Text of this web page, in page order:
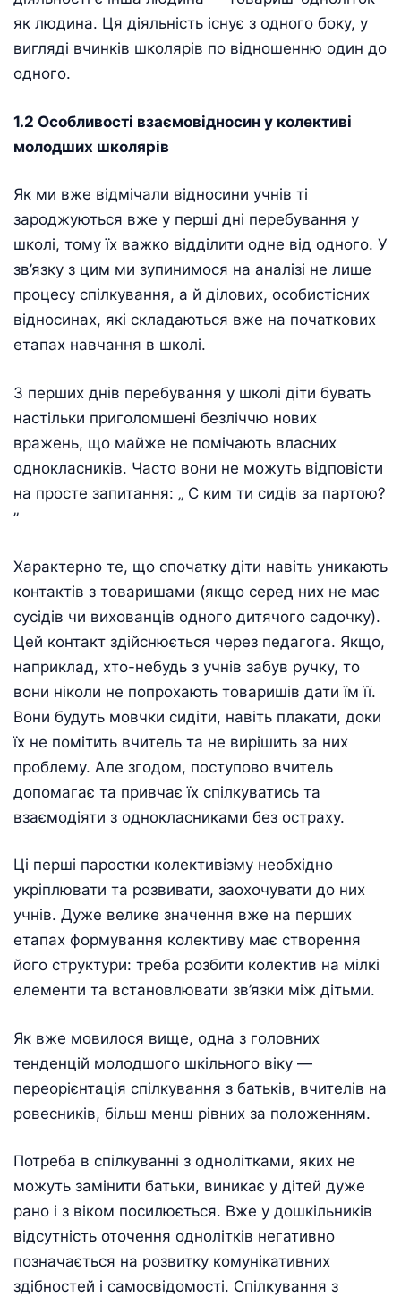
як людина. Ця діяльність існує з одного боку, у
вигляді вчинків школярів по відношенню один до
одного.
1.2 Особливості взаємовідносин у колективі
молодших школярів
Як ми вже відмічали відносини учнів ті
зароджуються вже у перші дні перебування у
школі, тому їх важко відділити одне від одного. У
зв’язку з цим ми зупинимося на аналізі не лише
процесу спілкування, а й ділових, особистісних
відносинах, які складаються вже на початкових
етапах навчання в школі.
З перших днів перебування у школі діти бувать
настільки приголомшені безліччю нових
вражень, що майже не помічають власних
однокласників. Часто вони не можуть відповісти
на просте запитання: „ С ким ти сидів за партою?
”
Характерно те, що спочатку діти навіть уникають
контактів з товаришами (якщо серед них не має
сусідів чи вихованців одного дитячого садочку).
Цей контакт здійснюється через педагога. Якщо,
наприклад, хто-небудь з учнів забув ручку, то
вони ніколи не попрохають товаришів дати їм її.
Вони будуть мовчки сидіти, навіть плакати, доки
їх не помітить вчитель та не вирішить за них
проблему. Але згодом, поступово вчитель
допомагає та привчає їх спілкуватись та
взаємодіяти з однокласниками без остраху.
Ці перші паростки колективізму необхідно
укріплювати та розвивати, заохочувати до них
учнів. Дуже велике значення вже на перших
етапах формування колективу має створення
його структури: треба розбити колектив на мілкі
елементи та встановлювати зв’язки між дітьми.
Як вже мовилося вище, одна з головних
тенденцій молодшого шкільного віку —
переорієнтація спілкування з батьків, вчителів на
ровесників, більш менш рівних за положенням.
Потреба в спілкуванні з однолітками, яких не
можуть замінити батьки, виникає у дітей дуже
рано і з віком посилюється. Вже у дошкільників
відсутність оточення однолітків негативно
позначається на розвитку комунікативних
здібностей і самосвідомості. Спілкування з